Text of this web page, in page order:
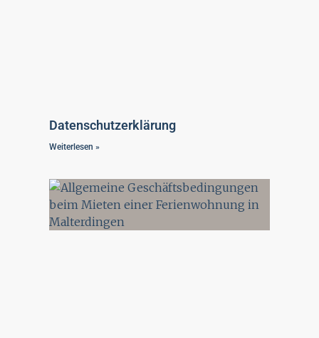
Datenschutzerklärung
Weiterlesen »